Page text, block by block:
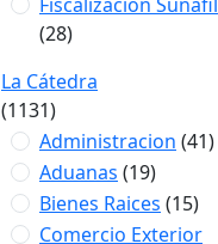
(28)
La Cátedra
(1131)
Administracion (41)
Aduanas (19)
Bienes Raices (15)
Comercio Exterior